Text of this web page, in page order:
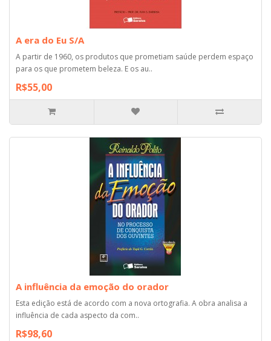
A era do Eu S/A
A partir de 1960, os produtos que prometiam saúde perdem espaço
para os que prometem beleza. E os au..
R$55,00
A influência da emoção do orador
Esta edição está de acordo com a nova ortografia. A obra analisa a
influência de cada aspecto da com..
R$98,60